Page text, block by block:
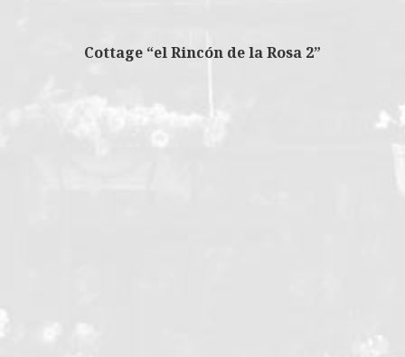
Cottage “el Rincón de la Rosa 2”